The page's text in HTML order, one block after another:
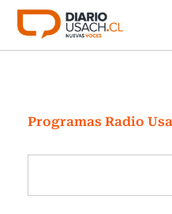
Click acá para ir
Investigación
Cultura
Programas Radio y
Programas Radio